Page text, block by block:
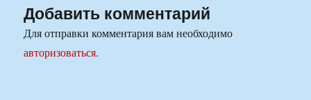
Добавить комментарий
Для отправки комментария вам необходимо
авторизоваться.